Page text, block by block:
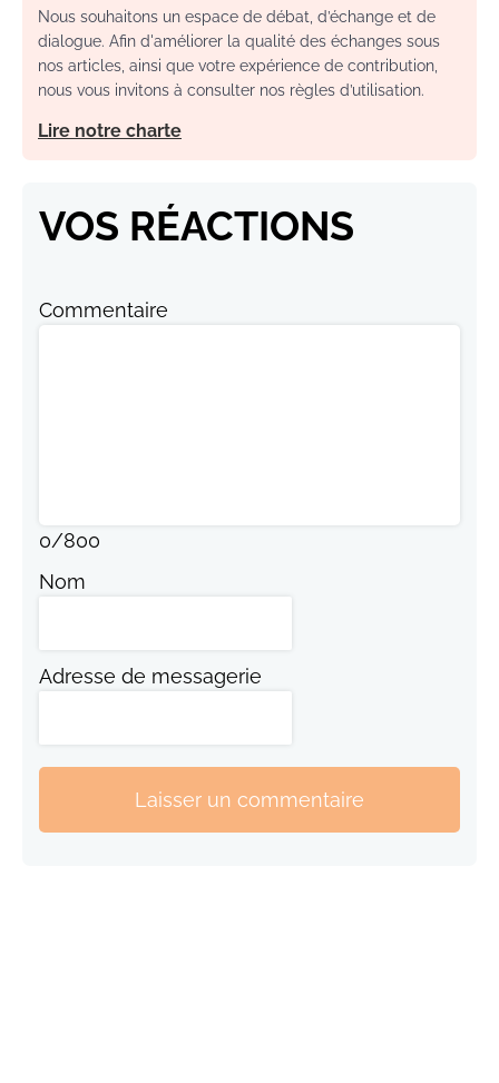
Nous souhaitons un espace de débat, d’échange et de
dialogue. Afin d'améliorer la qualité des échanges sous
nos articles, ainsi que votre expérience de contribution,
nous vous invitons à consulter nos règles d’utilisation.
Lire notre charte
VOS RÉACTIONS
Commentaire
0/800
Nom
Adresse de messagerie
Laisser un commentaire